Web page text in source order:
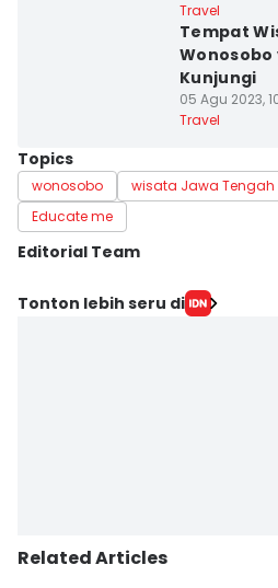
Travel
Tempat
Wonosobo
Kunjungi
05 Agu 2023,
Travel
Topics
wonosobo wisata Jawa Tengah
Educate me
Editorial Team
Editor
Tonton lebih seru di
Related Articles